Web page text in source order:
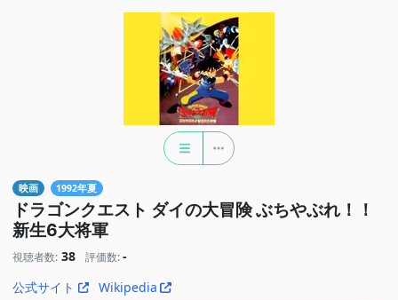
映画 1992年夏
ドラゴンクエスト ダイの大冒険 ぶちやぶれ！！
新生6大将軍
視聴者数: 38 評価数: -
公式サイト
Wikipedia